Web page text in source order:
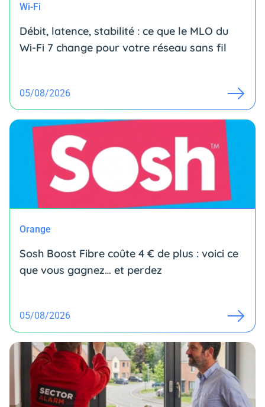
Wi-Fi
Débit, latence, stabilité : ce que le MLO du
Wi-Fi 7 change pour votre réseau sans fil
05/08/2026
Orange
Sosh Boost Fibre coûte 4 € de plus : voici ce
que vous gagnez… et perdez
05/08/2026